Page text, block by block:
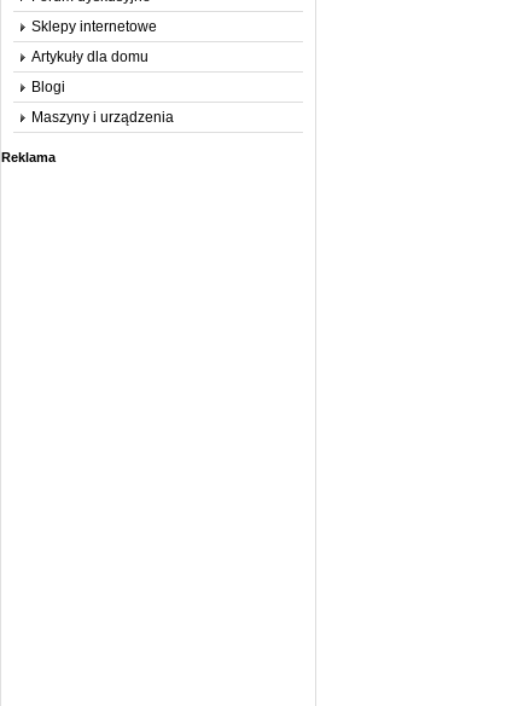
Sklepy internetowe
Artykuły dla domu
Blogi
Maszyny i urządzenia
Reklama